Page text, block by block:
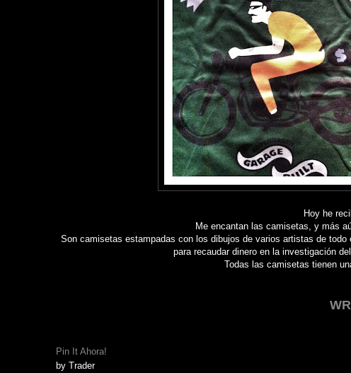
Hoy he
Me encantan las camisetas, y más
Son camisetas estampadas con los dibujos de varios artistas de
para recaudar dinero en la investigación
Todas las camisetas tienen
Pin It Ahora!
by Trader